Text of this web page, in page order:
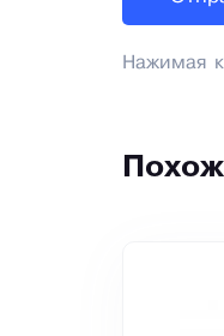
Нажимая